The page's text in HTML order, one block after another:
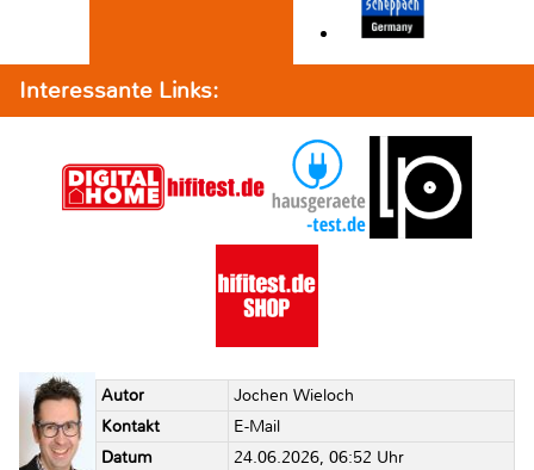
Interessante Links:
Autor
Jochen Wieloch
Kontakt
E-Mail
Datum
24.06.2026, 06:52 Uhr